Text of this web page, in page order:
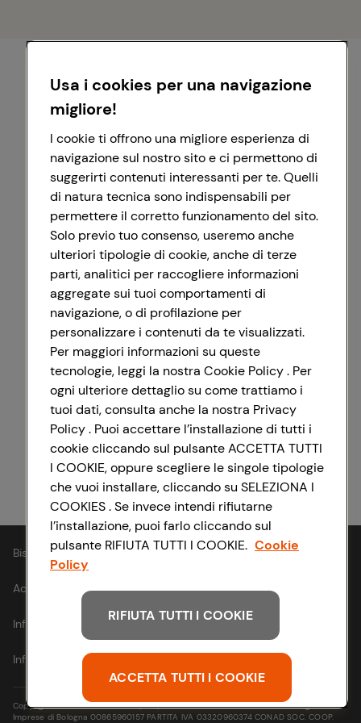
Registrati con Google
Registrati con Facebook
Registrati con Apple
Bisogno di aiuto?
Accessibilità
Informativa cookie
Informativa privacy
Copyright © 2021- Via Michelino, 59 | 40127 BOLOGNA Codice Fiscale e Registro
Imprese di Bologna 00865960157 PARTITA IVA 03320960374 CONAD SOC. COOP.
Usa i cookies per una navigazione
migliore!
I cookie ti offrono una migliore esperienza di
navigazione sul nostro sito e ci permettono di
suggerirti contenuti interessanti per te. Quelli
di natura tecnica sono indispensabili per
permettere il corretto funzionamento del sito.
Solo previo tuo consenso, useremo anche
ulteriori tipologie di cookie, anche di terze
parti, analitici per raccogliere informazioni
aggregate sui tuoi comportamenti di
navigazione, o di profilazione per
personalizzare i contenuti da te visualizzati.
Per maggiori informazioni su queste
tecnologie, leggi la nostra Cookie Policy . Per
ogni ulteriore dettaglio su come trattiamo i
tuoi dati, consulta anche la nostra Privacy
Policy . Puoi accettare l’installazione di tutti i
cookie cliccando sul pulsante ACCETTA TUTTI
I COOKIE, oppure scegliere le singole tipologie
che vuoi installare, cliccando su SELEZIONA I
COOKIES . Se invece intendi rifiutarne
l’installazione, puoi farlo cliccando sul
pulsante RIFIUTA TUTTI I COOKIE. Cookie
Policy
RIFIUTA TUTTI I COOKIE
ACCETTA TUTTI I COOKIE